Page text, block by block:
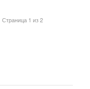
Страница 1 из 2